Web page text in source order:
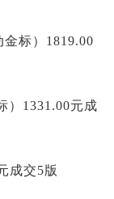
标）1819.00
）1331.00元成
成交5版